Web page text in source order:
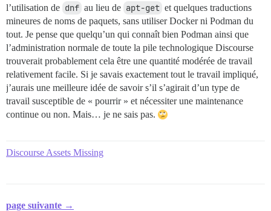
l’utilisation de dnf au lieu de apt-get et quelques traductions
mineures de noms de paquets, sans utiliser Docker ni Podman du
tout. Je pense que quelqu’un qui connaît bien Podman ainsi que
l’administration normale de toute la pile technologique Discourse
trouverait probablement cela être une quantité modérée de travail
relativement facile. Si je savais exactement tout le travail impliqué,
j’aurais une meilleure idée de savoir s’il s’agirait d’un type de
travail susceptible de « pourrir » et nécessiter une maintenance
continue ou non. Mais… je ne sais pas.
Discourse Assets Missing
page suivante →